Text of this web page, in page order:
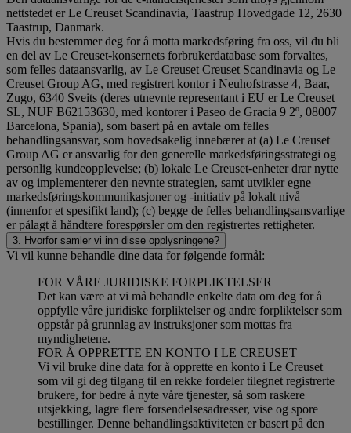
nettstedet er Le Creuset Scandinavia, Taastrup Hovedgade 12, 2630
Taastrup, Danmark.
Hvis du bestemmer deg for å motta markedsføring fra oss, vil du bli
en del av Le Creuset-konsernets forbrukerdatabase som forvaltes,
som felles dataansvarlig, av Le Creuset Creuset Scandinavia og Le
Creuset Group AG, med registrert kontor i Neuhofstrasse 4, Baar,
Zugo, 6340 Sveits (deres utnevnte representant i EU er Le Creuset
SL, NUF B62153630, med kontorer i Paseo de Gracia 9 2º, 08007
Barcelona, Spania), som basert på en avtale om felles
behandlingsansvar, som hovedsakelig innebærer at (a) Le Creuset
Group AG er ansvarlig for den generelle markedsføringsstrategi og
personlig kundeopplevelse; (b) lokale Le Creuset-enheter drar nytte
av og implementerer den nevnte strategien, samt utvikler egne
markedsføringskommunikasjoner og -initiativ på lokalt nivå
(innenfor et spesifikt land); (c) begge de felles behandlingsansvarlige
er pålagt å håndtere forespørsler om den registrertes rettigheter.
3. Hvorfor samler vi inn disse opplysningene?
Vi vil kunne behandle dine data for følgende formål:
FOR VÅRE JURIDISKE FORPLIKTELSER
Det kan være at vi må behandle enkelte data om deg for å
oppfylle våre juridiske forpliktelser og andre forpliktelser som
oppstår på grunnlag av instruksjoner som mottas fra
myndighetene.
FOR Å OPPRETTE EN KONTO I LE CREUSET
Vi vil bruke dine data for å opprette en konto i Le Creuset
som vil gi deg tilgang til en rekke fordeler tilegnet registrerte
brukere, for bedre å nyte våre tjenester, så som raskere
utsjekking, lagre flere forsendelsesadresser, vise og spore
bestillinger. Denne behandlingsaktiviteten er basert på den